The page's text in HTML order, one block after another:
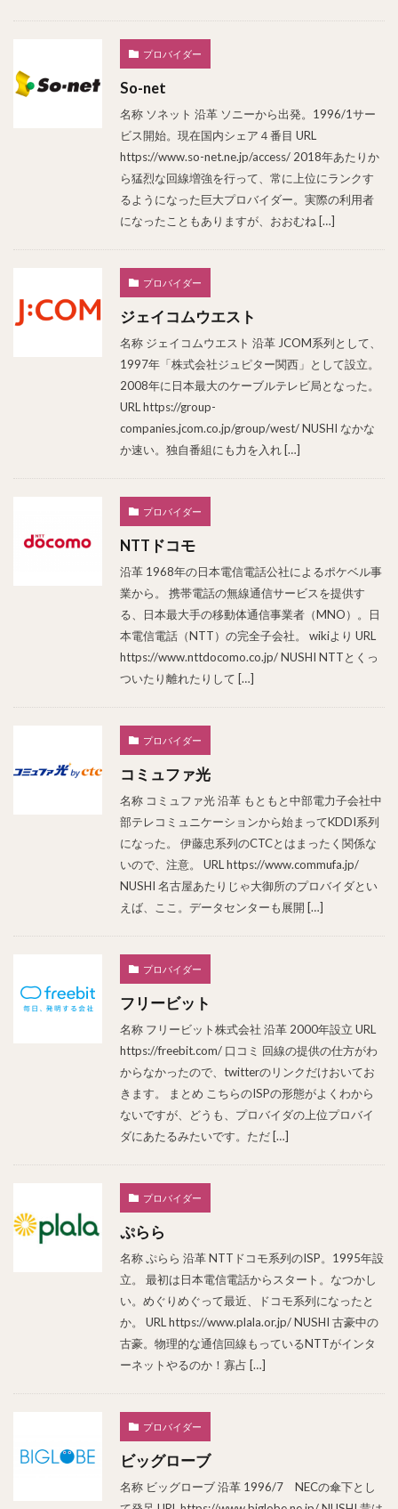
プロバイダー
So-net
名称 ソネット 沿革 ソニーから出発。1996/1サー
ビス開始。現在国内シェア４番目 URL
https://www.so-net.ne.jp/access/ 2018年あたりか
ら猛烈な回線増強を行って、常に上位にランクす
るようになった巨大プロバイダー。実際の利用者
になったこともありますが、おおむね […]
プロバイダー
ジェイコムウエスト
名称 ジェイコムウエスト 沿革 JCOM系列として、
1997年「株式会社ジュピター関西」として設立。
2008年に日本最大のケーブルテレビ局となった。
URL https://group-
companies.jcom.co.jp/group/west/ NUSHI なかな
か速い。独自番組にも力を入れ […]
プロバイダー
NTTドコモ
沿革 1968年の日本電信電話公社によるポケベル事
業から。 携帯電話の無線通信サービスを提供す
る、日本最大手の移動体通信事業者（MNO）。日
本電信電話（NTT）の完全子会社。 wikiより URL
https://www.nttdocomo.co.jp/ NUSHI NTTとくっ
ついたり離れたりして […]
プロバイダー
コミュファ光
名称 コミュファ光 沿革 もともと中部電力子会社中
部テレコミュニケーションから始まってKDDI系列
になった。 伊藤忠系列のCTCとはまったく関係な
いので、注意。 URL https://www.commufa.jp/
NUSHI 名古屋あたりじゃ大御所のプロバイダとい
えば、ここ。データセンターも展開 […]
プロバイダー
フリービット
名称 フリービット株式会社 沿革 2000年設立 URL
https://freebit.com/ 口コミ 回線の提供の仕方がわ
からなかったので、twitterのリンクだけおいてお
きます。 まとめ こちらのISPの形態がよくわから
ないですが、どうも、プロバイダの上位プロバイ
ダにあたるみたいです。ただ […]
プロバイダー
ぷらら
名称 ぷらら 沿革 NTTドコモ系列のISP。1995年設
立。 最初は日本電信電話からスタート。なつかし
い。めぐりめぐって最近、ドコモ系列になったと
か。 URL https://www.plala.or.jp/ NUSHI 古豪中の
古豪。物理的な通信回線もっているNTTがインタ
ーネットやるのか！寡占 […]
プロバイダー
ビッグローブ
名称 ビッグローブ 沿革 1996/7 NECの傘下とし